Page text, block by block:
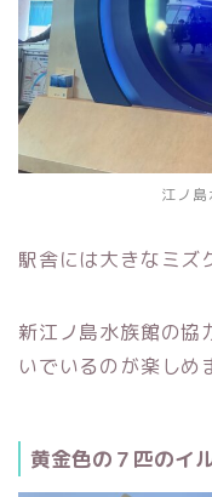
江ノ
駅舎には大きなミズ
新江ノ島水族館の協
いでいるのが楽しめ
黄金色の７匹のイ